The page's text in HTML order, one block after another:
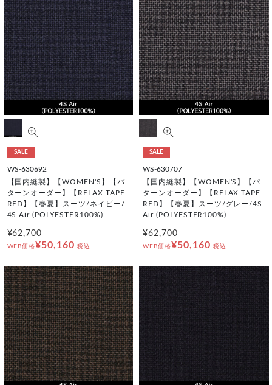
SALE
WS-630692
【国内縫製】【WOMEN'S】【パ
ターンオーダー】【RELAX TAPE
RED】【春夏】スーツ/ネイビー/
4S Air (POLYESTER100%)
¥62,700
WEB価格¥50,160 税込
SALE
WS-630707
【国内縫製】【WOMEN'S】【パ
ターンオーダー】【RELAX TAPE
RED】【春夏】スーツ/グレー/4S
Air (POLYESTER100%)
¥62,700
WEB価格¥50,160 税込